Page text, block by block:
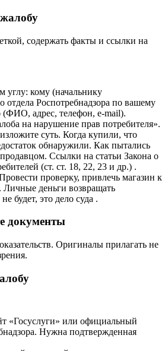
содержать факты и ссылки на
углу: кому (начальнику
отдела Роспотребнадзора по вашему
(ФИО, адрес, телефон, e-mail).
на нарушение прав потребителя».
суть. Когда купили, что
обнаружили. Как пытались
Ссылки на статьи Закона о
(ст. ст. 18, 22, 23 и др.) .
проверку, привлечь магазин к
Личные деньги возвращать
будет, это дело суда .
документы
Оригиналы прилагать не
«Госуслуги» или официальный
Нужна подтвержденная